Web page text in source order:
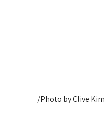
Photo by Clive